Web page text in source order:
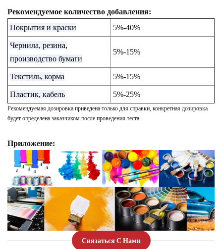
Рекомендуемое количество добавления:
Покрытия и краски
5%-40%
Чернила, резина,
производство бумаги
5%-15%
Текстиль, корма 5%-15%
Пластик, кабель 5%-25%
Рекомендуемая дозировка приведена только для справки, конкретная дозировка
будет определена заказчиком после проведения теста.
Приложение:
Связаться С Нами